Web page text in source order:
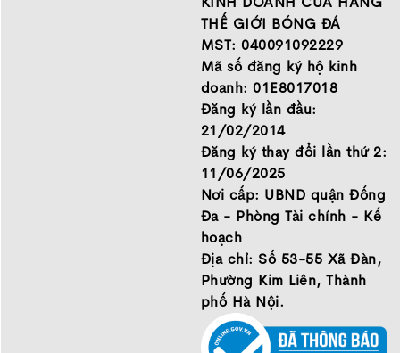
tin
THẾ GIỚI BÓNG ĐÁ
MST: 040091092229
Mã số đăng ký hộ kinh
doanh: 01E8017018
Đăng ký lần đầu:
21/02/2014
Đăng ký thay đổi lần thứ 2:
11/06/2025
Nơi cấp: UBND quận Đống
Đa - Phòng Tài chính - Kế
hoạch
Địa chỉ: Số 53-55 Xã Đàn,
Phường Kim Liên, Thành
phố Hà Nội.